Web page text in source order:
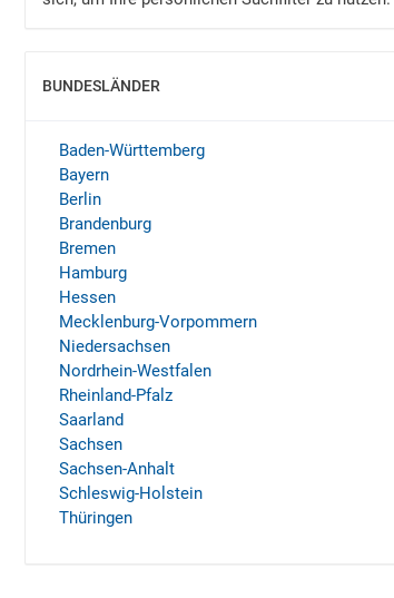
BUNDESLÄNDER
EINBLENDEN
Baden-Württemberg
Bayern
Berlin
Brandenburg
Bremen
Hamburg
Hessen
Mecklenburg-Vorpommern
Niedersachsen
Nordrhein-Westfalen
Rheinland-Pfalz
Saarland
Sachsen
Sachsen-Anhalt
Schleswig-Holstein
Thüringen